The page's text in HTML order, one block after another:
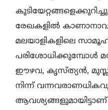
രേഖകളില്‍
മലയാളികളിലെ
പരിശോധിക്കുമ്പോള്‍
ഈഴവ, കൃസ്ത്യന്‍,
നിന്ന്